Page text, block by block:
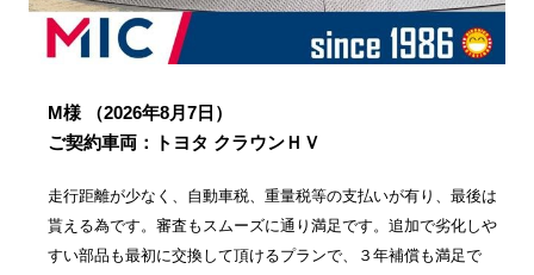
M様
（2026年8月7日）
ご契約車両：トヨタ クラウンＨＶ
走行距離が少なく、自動車税、重量税等の支払いが有り、最後は
貰える為です。審査もスムーズに通り満足です。追加で劣化しや
すい部品も最初に交換して頂けるプランで、３年補償も満足で